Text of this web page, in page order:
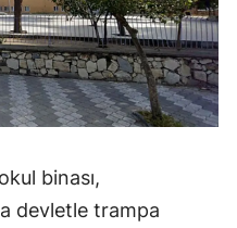
binası,
devletle trampa